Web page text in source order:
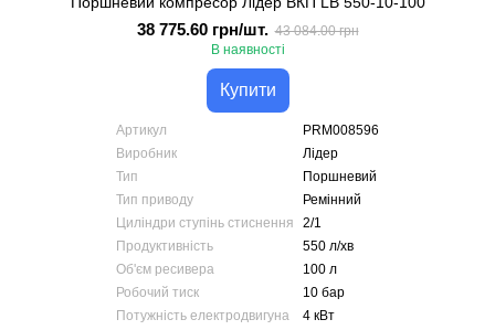
38 775.60 грн/шт. 43 084.00 грн
В наявності
Купити
Артикул
PRM008596
Виробник
Лідер
Тип
Поршневий
Тип приводу
Ремінний
Циліндри ступінь стиснення
2/1
Продуктивність
550 л/хв
Об'єм ресивера
100 л
Робочий тиск
10 бар
Потужність електродвигуна
4 кВт